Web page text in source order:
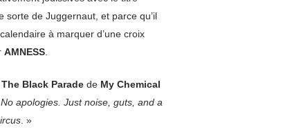
de Juggernaut, et parce qu’il
à marquer d’une croix
AMNESS
Black Paradede My Chemical
apologies. Just noise, guts, and a
. »